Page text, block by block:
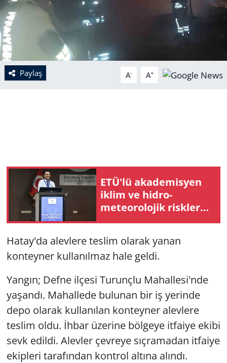
Paylaş A- A+
ETÜ'lü akademisyen
iklim ve hidro-
meteorolojik riskler
için İngiltere'de
Hatay'da alevlere teslim olarak yanan
konteyner kullanılmaz hale geldi.
Yangın; Defne ilçesi Turunçlu Mahallesi'nde
yaşandı. Mahallede bulunan bir iş yerinde
depo olarak kullanılan konteyner alevlere
teslim oldu. İhbar üzerine bölgeye itfaiye ekibi
sevk edildi. Alevler çevreye sıçramadan itfaiye
ekipleri tarafından kontrol altına alındı.